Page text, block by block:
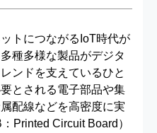
トにつながるIoT時代が
種多様な製品がデジタ
ンドを支えているひと
とされる電子部品や集
配線などを高密度に実
Printed Circuit Board）